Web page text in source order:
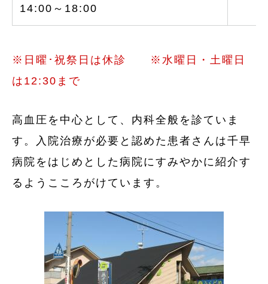
14:00～18:00
※日曜･祝祭日は休診 ※水曜日・土曜日
は12:30まで
高血圧を中心として、内科全般を診ていま
す。入院治療が必要と認めた患者さんは千早
病院をはじめとした病院にすみやかに紹介す
るようこころがけています。